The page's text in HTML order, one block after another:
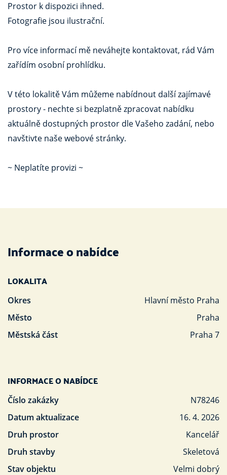
Prostor k dispozici ihned.
Fotografie jsou ilustrační.
Pro více informací mě neváhejte kontaktovat, rád Vám
zařídím osobní prohlídku.
V této lokalitě Vám můžeme nabídnout další zajímavé
prostory - nechte si bezplatně zpracovat nabídku
aktuálně dostupných prostor dle Vašeho zadání, nebo
navštivte naše webové stránky.
~ Neplatíte provizi ~
Informace o nabídce
LOKALITA
Okres
Hlavní město Praha
Město
Praha
Městská část
Praha 7
INFORMACE O NABÍDCE
Číslo zakázky
N78246
Datum aktualizace
16. 4. 2026
Druh prostor
Kancelář
Druh stavby
Skeletová
Stav objektu
Velmi dobrý